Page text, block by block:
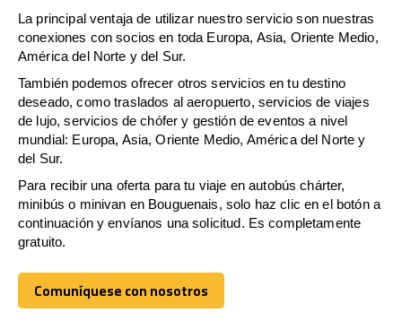
La principal ventaja de utilizar nuestro servicio son nuestras
conexiones con socios en toda Europa, Asia, Oriente Medio,
América del Norte y del Sur.
También podemos ofrecer otros servicios en tu destino
deseado, como traslados al aeropuerto, servicios de viajes
de lujo, servicios de chófer y gestión de eventos a nivel
mundial: Europa, Asia, Oriente Medio, América del Norte y
del Sur.
Para recibir una oferta para tu viaje en autobús chárter,
minibús o minivan en Bouguenais, solo haz clic en el botón a
continuación y envíanos una solicitud. Es completamente
gratuito.
Comuníquese con nosotros
Comuníquese con nosotros